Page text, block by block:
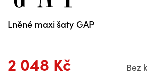
Lněné maxi šaty GAP
2 048 Kč Bez